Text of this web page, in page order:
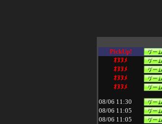
PickUp!
ｵﾇﾇﾒ
ｵﾇﾇﾒ
ｵﾇﾇﾒ
ｵﾇﾇﾒ
08/06 11:30
08/06 11:05
08/06 11:05